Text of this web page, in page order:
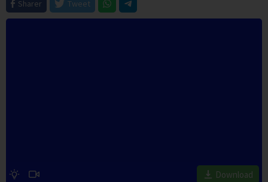
Sharer
Tweet
Download